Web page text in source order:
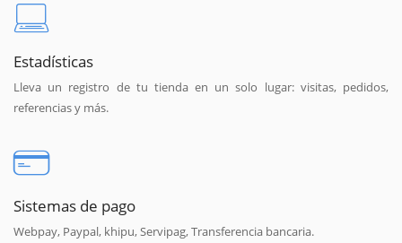
Estadísticas
Lleva un registro de tu tienda en un solo lugar: visitas, pedidos,
referencias y más.
Sistemas de pago
Webpay, Paypal, khipu, Servipag, Transferencia bancaria.